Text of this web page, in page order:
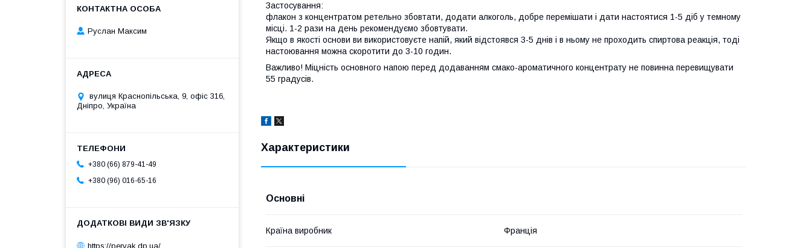
Застосування:
флакон з концентратом ретельно збовтати, додати алкоголь, добре перемішати і дати настоятися 1-5 діб у темному
місці. 1-2 рази на день рекомендуємо збовтувати.
Якщо в якості основи ви використовуєте напій, який відстоявся 3-5 днів і в ньому не проходить спиртова реакція, тоді
настоювання можна скоротити до 3-10 годин.
Важливо! Міцність основного напою перед додаванням смако-ароматичного концентрату не повинна перевищувати
55 градусів.
Характеристики
Основні
Країна виробник Франція
Руслан Максим
вулиця Краснопільська, 9, офіс 316,
Дніпро, Україна
+380 (66) 879-41-49
+380 (96) 016-65-16
https://pervak.dp.ua/